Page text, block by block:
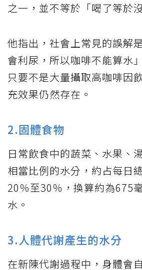
之一，並不等於「喝了等於
他指出，社會上常見的誤解
會利尿，所以咖啡不能算水
只要不是大量攝取高咖啡因
充效果仍然存在。
2.固體食物
日常飲食中的蔬菜、水果、
相當比例的水分，約占每日
20％至30％，換算約為675
水。
3.人體代謝產生的水分
在新陳代謝過程中，身體會